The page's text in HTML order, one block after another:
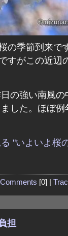
すがこの近辺
の強い南風の
した。ほぼ例
"いよいよ桜
Comments
担